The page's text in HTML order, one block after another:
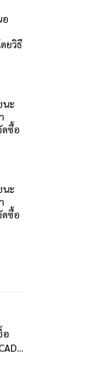
อ
ยวิธี
นะ
ซื้อ
นะ
ซื้อ
อ